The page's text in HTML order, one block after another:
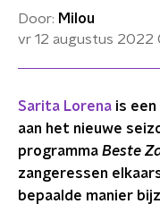
Door: Milou
vr 12 augustus 2022
Sarita Lorena is
aan het nieuwe
programma Beste
zangeressen
bepaalde manier